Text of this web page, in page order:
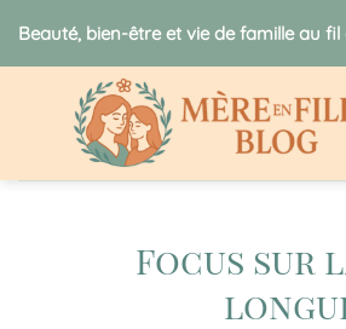
au
Beauté, bien-être et vie de famille au fil
Focus sur